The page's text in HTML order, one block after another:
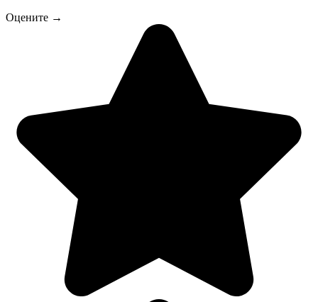
Оцените →